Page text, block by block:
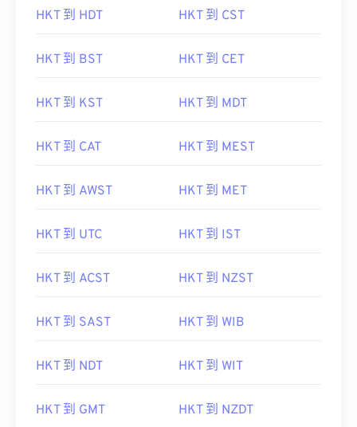
HKT 到 HDT HKT 到 CST
HKT 到 BST HKT 到 CET
HKT 到 KST HKT 到 MDT
HKT 到 CAT HKT 到 MEST
HKT 到 AWST HKT 到 MET
HKT 到 UTC HKT 到 IST
HKT 到 ACST HKT 到 NZST
HKT 到 SAST HKT 到 WIB
HKT 到 NDT HKT 到 WIT
HKT 到 GMT HKT 到 NZDT